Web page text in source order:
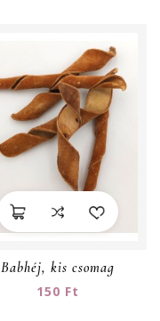
Babhéj, kis csomag
150 Ft